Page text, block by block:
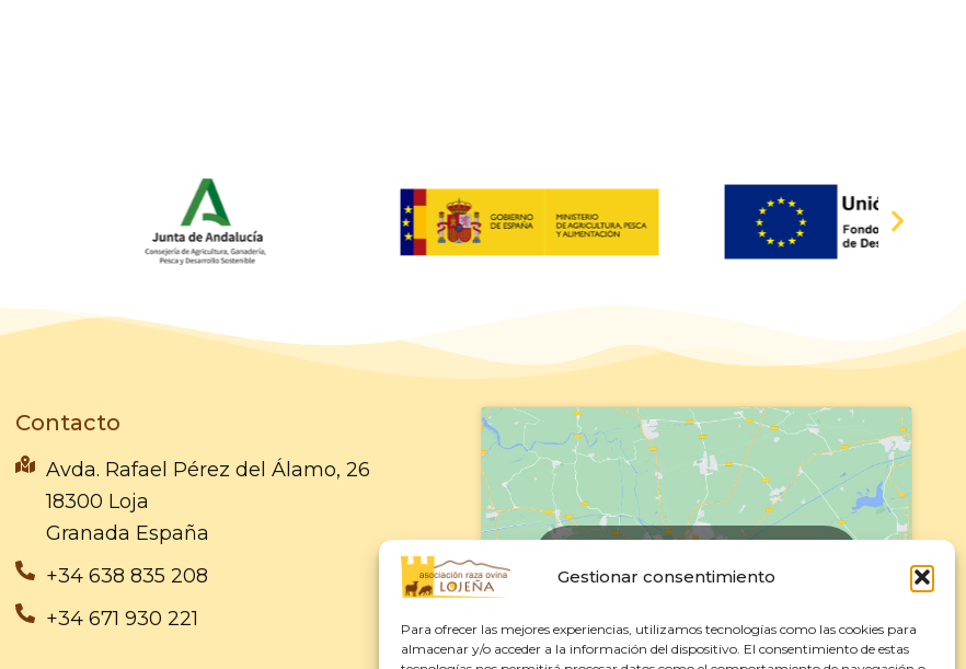
Gestionar consentimiento
Para ofrecer las mejores experiencias, utilizamos tecnologías como las cookies para
almacenar y/o acceder a la información del dispositivo. El consentimiento de estas
Contacto
Avda. Rafael Pérez del Álamo, 26
18300 Loja
Granada España
+34 638 835 208
+34 671 930 221
marketing y permitir este contenido